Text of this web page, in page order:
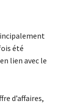
été
lien avec le
d’affaires,